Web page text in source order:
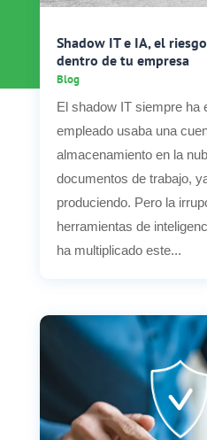
Shadow IT e IA, el
dentro de tu empresa
Blog
El shadow IT siempre ha
empleado usaba una
almacenamiento en la
documentos de trabajo,
produciendo. Pero la
herramientas de
ha multiplicado este...